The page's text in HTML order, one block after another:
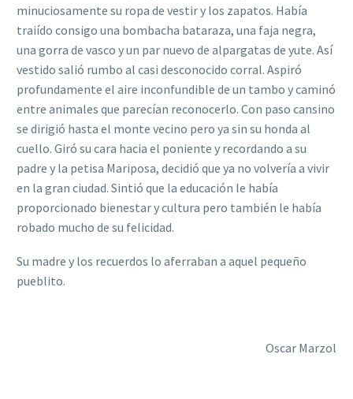
minuciosamente su ropa de vestir y los zapatos. Había
traiído consigo una bombacha bataraza, una faja negra,
una gorra de vasco y un par nuevo de alpargatas de yute. Así
vestido salió rumbo al casi desconocido corral. Aspiró
profundamente el aire inconfundible de un tambo y caminó
entre animales que parecían reconocerlo. Con paso cansino
se dirigió hasta el monte vecino pero ya sin su honda al
cuello. Giró su cara hacia el poniente y recordando a su
padre y la petisa Mariposa, decidió que ya no volvería a vivir
en la gran ciudad. Sintió que la educación le había
proporcionado bienestar y cultura pero también le había
robado mucho de su felicidad.
Su madre y los recuerdos lo aferraban a aquel pequeño
pueblito.
Oscar Marzol